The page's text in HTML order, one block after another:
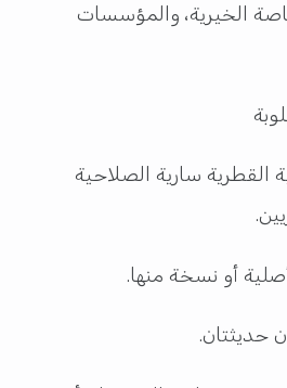
الخيرية، والمؤسسات
القطرية سارية الصلاحية
أو نسخة منها.
حديثتان.